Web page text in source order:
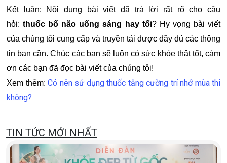
Kết luận: Nội dung bài viết đã trả lời rất rõ cho câu
hỏi:thuốc bổ não uống sáng hay tối? Hy vọng bài viết
của chúng tôi cung cấp và truyền tải được đầy đủ các thông
tin bạn cần. Chúc các bạn sẽ luôn có sức khỏe thật tốt, cảm
ơn các bạn đã đọc bài viết của chúng tôi!
Xem thêm: Có nên sử dụng thuốc tăng cường trí nhớ mùa thi
không?
TIN TỨC MỚI NHẤT